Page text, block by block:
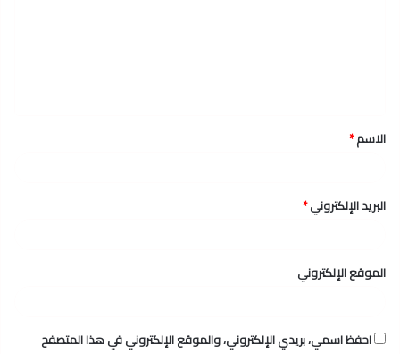
*
الاسم*
البريد الإلكتروني*
الموقع الإلكتروني
احفظ اسمي، بريدي الإلكتروني، والموقع الإلكتروني في هذا المتصفح